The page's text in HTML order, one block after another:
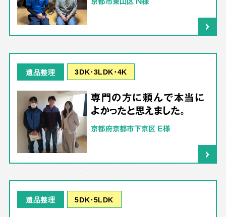
遺品整理 3DK･3LDK･4K
専門の方に頼んで本当に
よかったと思えました。
京都府京都市下京区 E様
遺品整理 5DK･5LDK